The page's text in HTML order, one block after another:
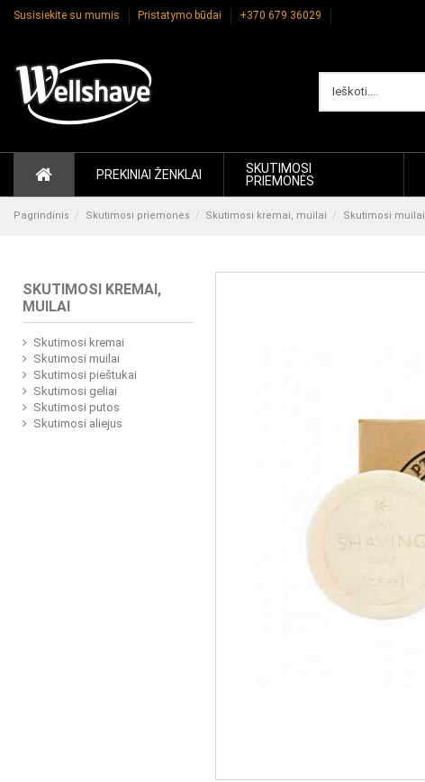
Susisiekite su mumis Pristatymo būdai +370 679 36029
PREKINIAI ŽENKLAI
SKUTIMOSI
PRIEMONĖS
Pagrindinis Skutimosi priemonės Skutimosi kremai, muilai Skutimosi muilai
SKUTIMOSI KREMAI,
MUILAI
Skutimosi kremai
Skutimosi muilai
Skutimosi pieštukai
Skutimosi geliai
Skutimosi putos
Skutimosi aliejus